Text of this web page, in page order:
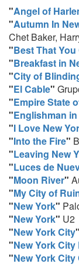
"Angel of
"Autumn In
Chet Baker,
"Best That You
"Breakfast in
"City of
"El Cable"
"Empire State
"Englishman
"I Love New
"Into the Fire"
"Leaving New
"Luces de
"Moon River"
"My City of
"New York"
"New York" U2
"New York City"
"New York City
"New York City